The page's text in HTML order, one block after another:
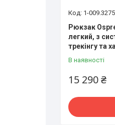
1-009.3275
Рюкзак
легкий, з
трекінгу та
В наявності
15 290 ₴